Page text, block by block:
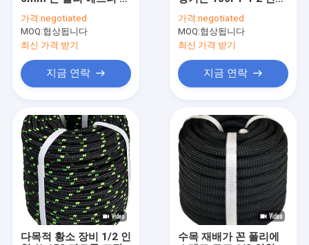
가격:negotiated
MOQ:협상됩니다
최신 가격 받기
지금 연락
가격:negotiated
MOQ:협상됩니다
최신 가격 받기
지금 연락
다목적 황소 장비 1/2 인
수목 재배가 꼰 폴리에